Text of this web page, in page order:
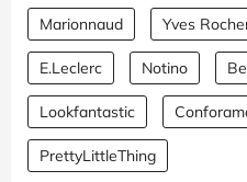
Marionnaud Yves
E.Leclerc Notino
Lookfantastic
PrettyLittleThing